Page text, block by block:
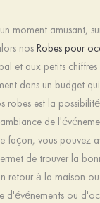
un moment amusant,
nosRobes pour
et aux petits
dans un budget
robes est la
de
façon, vous pouvez
de trouver la
retour à la maison
d'événements ou